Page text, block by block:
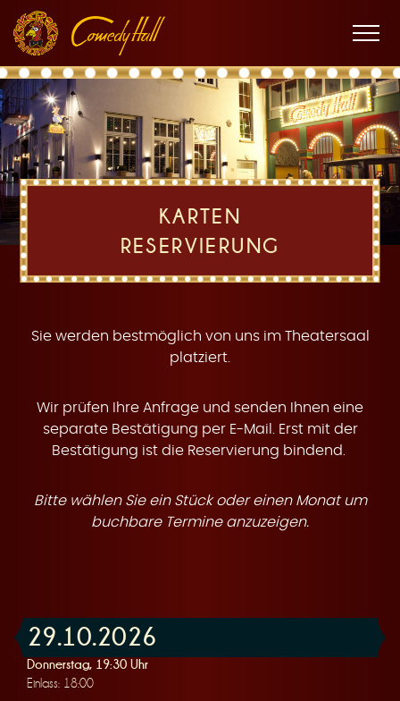
Hauptnavigation
Inhalt
Fußnavigation
K
a
r
Menü
KARTEN
RESERVIERUNG
Sie werden bestmöglich von uns im Theatersaal
platziert.
Wir prüfen Ihre Anfrage und senden Ihnen eine
separate Bestätigung per E-Mail. Erst mit der
Bestätigung ist die Reservierung bindend.
Bitte wählen Sie ein Stück oder einen Monat um
buchbare Termine anzuzeigen.
29.10.2026
Donnerstag, 19:30 Uhr
Einlass: 18:00